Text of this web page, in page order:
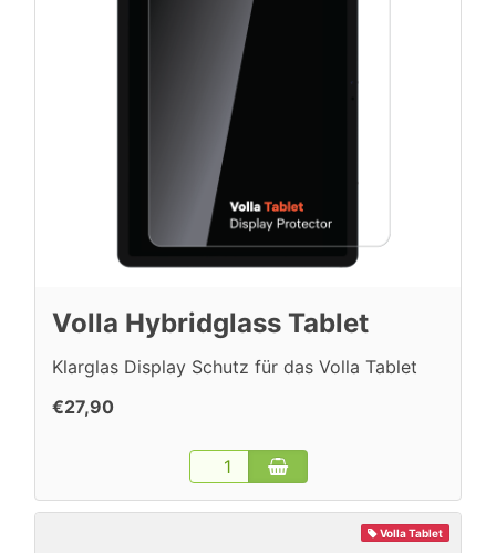
Volla Hybridglass Tablet
Klarglas Display Schutz für das Volla Tablet
€27,90
Volla Tablet